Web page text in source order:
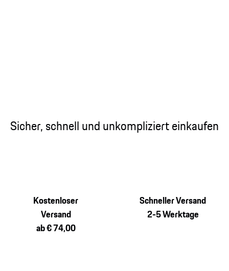
Sicher, schnell und unkompliziert einkaufen
Kostenloser
Versand
ab € 74,00
Schneller Versand
2-5 Werktage